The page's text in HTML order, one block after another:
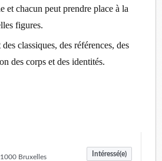
et chacun peut prendre place à la
figures.
classiques, des références, des
des corps et des identités.
Intéressé(e)
Bruxelles